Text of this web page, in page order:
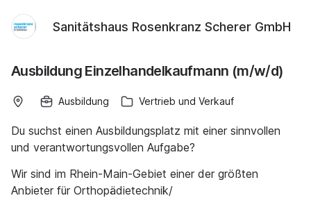
Sanitätshaus Rosenkranz Scherer GmbH
Ausbildung Einzelhandelkaufmann (m/w/d)
Ausbildung Vertrieb und Verkauf
Du suchst einen Ausbildungsplatz mit einer sinnvollen
und verantwortungsvollen Aufgabe?
Wir sind im Rhein-Main-Gebiet einer der größten
Anbieter für Orthopädietechnik/